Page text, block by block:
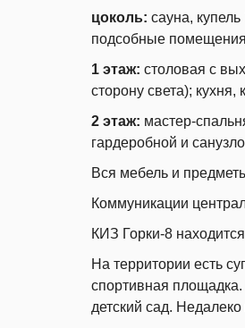
цоколь: сауна,
подсобные
1 этаж: столовая с
сторону света); кухня,
2 этаж: мастер-
гардеробной и
Вся мебель и
Коммуникации
КИЗ Горки-8
На территории есть
спортивная площадка.
детский сад.